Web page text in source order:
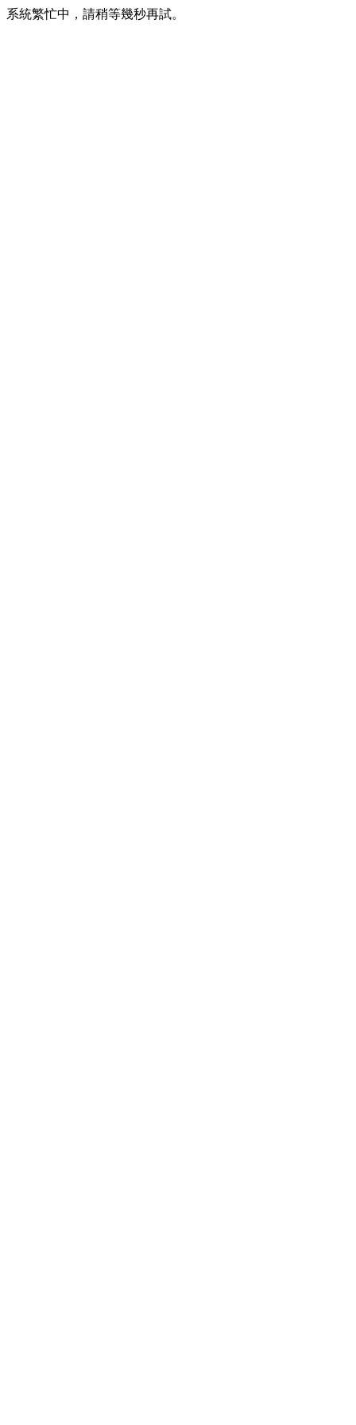
系統繁忙中，請稍等幾秒再試。